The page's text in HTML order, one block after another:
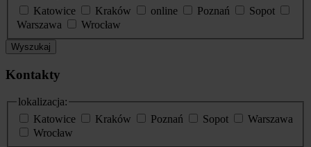
Katowice
Kraków online Poznań
Sopot
Warszawa
Wrocław
Wyszukaj
Kontakty
lokalizacja:
Katowice
Kraków Poznań Sopot
Warszawa
Wrocław